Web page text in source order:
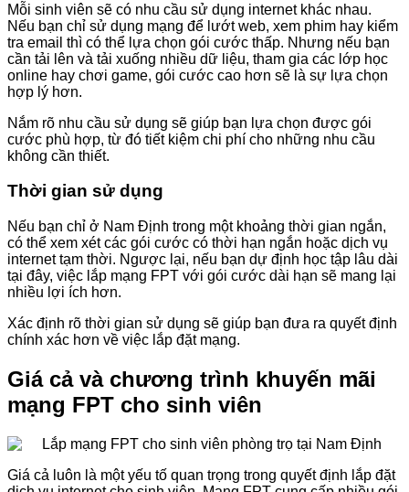
Mỗi sinh viên sẽ có nhu cầu sử dụng internet khác nhau.
Nếu bạn chỉ sử dụng mạng để lướt web, xem phim hay kiểm
tra email thì có thể lựa chọn gói cước thấp. Nhưng nếu bạn
cần tải lên và tải xuống nhiều dữ liệu, tham gia các lớp học
online hay chơi game, gói cước cao hơn sẽ là sự lựa chọn
hợp lý hơn.
Nắm rõ nhu cầu sử dụng sẽ giúp bạn lựa chọn được gói
cước phù hợp, từ đó tiết kiệm chi phí cho những nhu cầu
không cần thiết.
Thời gian sử dụng
Nếu bạn chỉ ở Nam Định trong một khoảng thời gian ngắn,
có thể xem xét các gói cước có thời hạn ngắn hoặc dịch vụ
internet tạm thời. Ngược lại, nếu bạn dự định học tập lâu dài
tại đây, việc lắp mạng FPT với gói cước dài hạn sẽ mang lại
nhiều lợi ích hơn.
Xác định rõ thời gian sử dụng sẽ giúp bạn đưa ra quyết định
chính xác hơn về việc lắp đặt mạng.
Giá cả và chương trình khuyến mãi
mạng FPT cho sinh viên
Giá cả luôn là một yếu tố quan trọng trong quyết định lắp đặt